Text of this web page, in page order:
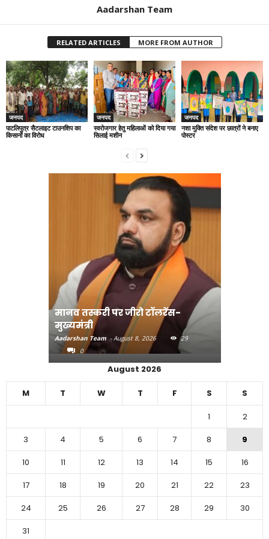
Aadarshan Team
RELATED ARTICLES MORE FROM AUTHOR
जनपद
पाटलिपुत्र सैटलाइट टाउनशिप का
किसानों का विरोध
जनपद
स्वरोजगार हेतु महिलाओं को दिया गया
सिलाई मशीन
जनपद
नशा मुक्ति संदेश पर छात्रों ने बनाए
पोस्टर
मानव तस्करी पर जीरो टॉलरेंस-
मुख्यमंत्री
Aadarshan Team - August 8, 2026
29
0
August 2026
M T W T F S S
1
2
3
4 5 6 7 8
9
10
11 12 13 14 15
16
17
18 19 20 21 22
23
24
25 26 27 28 29
30
31